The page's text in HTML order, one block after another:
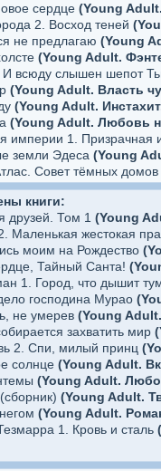
сердце (Young
2. Восход теней
не предлагаю (Young
(Young Adult.
И всюду слышен шепот
(Young Adult. Власть
(Young Adult.
(Young Adult. Любовь
империи 1. Призрачная
земли Эдеса (Young
Совет тёмных
книги:
друзей. Том 1 (Young
Маленькая жестокая
моим на Рождество
Тайный Санта!
1. Город, что дышит
господина Мурао
не умерев (Young
захватить мир
2. Спи, милый принц
солнце (Young Adult.
(Young Adult.
(Young Adult.
(Young Adult.
1. Кровь и сталь